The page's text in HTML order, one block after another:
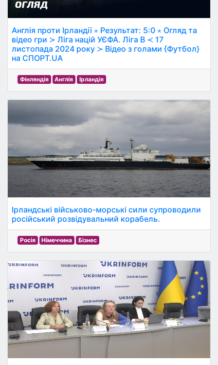
Англія проти Ірландії ⋆ Результат: 5:0 ⋆ Огляд та
відео гри ≻ Ліга націй УЄФА. Ліга B ≺ 17
листопада 2024 року ≻ Відео з голами {Футбол}
на СПОРТ.UA
Фінляндія Англія Ірландія
Ірландські військово-морські сили супроводили
російський розвідувальний корабель.
Росія Німеччина Бізнес